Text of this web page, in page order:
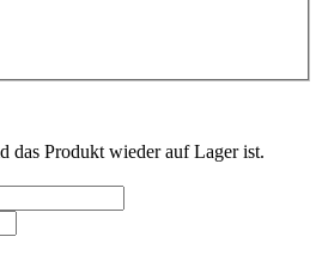
das Produkt wieder auf Lager ist.